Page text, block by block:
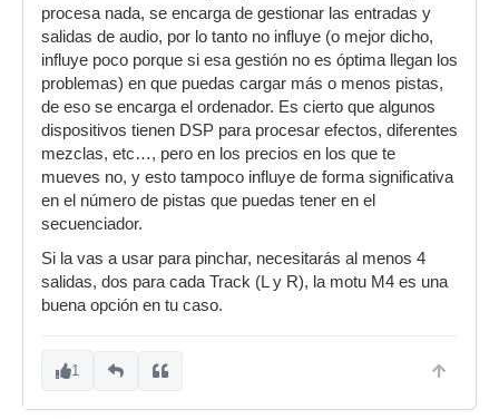
procesa nada, se encarga de gestionar las entradas y
salidas de audio, por lo tanto no influye (o mejor dicho,
influye poco porque si esa gestión no es óptima llegan los
problemas) en que puedas cargar más o menos pistas,
de eso se encarga el ordenador. Es cierto que algunos
dispositivos tienen DSP para procesar efectos, diferentes
mezclas, etc…, pero en los precios en los que te
mueves no, y esto tampoco influye de forma significativa
en el número de pistas que puedas tener en el
secuenciador.
Si la vas a usar para pinchar, necesitarás al menos 4
salidas, dos para cada Track (L y R), la motu M4 es una
buena opción en tu caso.
1